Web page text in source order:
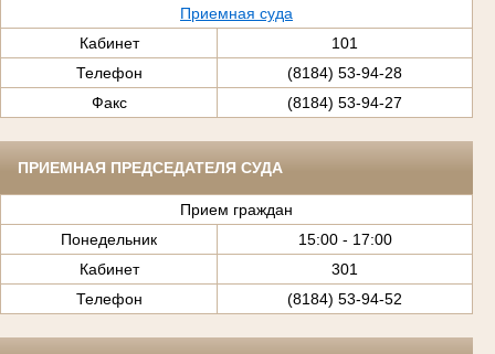
Приемная суда
Кабинет
101
Телефон
(8184) 53-94-28
Факс
(8184) 53-94-27
ПРИЕМНАЯ ПРЕДСЕДАТЕЛЯ СУДА
Прием граждан
Понедельник
15:00 - 17:00
Кабинет
301
Телефон
(8184) 53-94-52